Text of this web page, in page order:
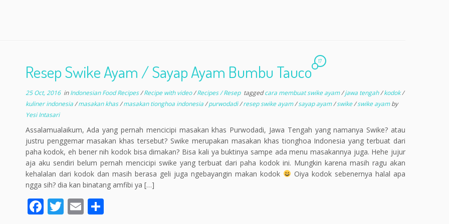
Resep Swike Ayam / Sayap Ayam Bumbu Tauco
17
25 Oct, 2016inIndonesian Food Recipes/Recipe with video/Recipes / Resep taggedcara membuat swike ayam/jawa tengah/kodok/
kuliner indonesia/masakan khas/masakan tionghoa indonesia/purwodadi/resep swike ayam/sayap ayam/swike/swike ayamby
Yesi Intasari
Assalamualaikum, Ada yang pernah mencicipi masakan khas Purwodadi, Jawa Tengah yang namanya Swike? atau
justru penggemar masakan khas tersebut? Swike merupakan masakan khas tionghoa Indonesia yang terbuat dari
paha kodok, eh bener nih kodok bisa dimakan? Bisa kali ya buktinya sampe ada menu masakannya juga. Hehe jujur
aja aku sendiri belum pernah mencicipi swike yang terbuat dari paha kodok ini. Mungkin karena masih ragu akan
kehalalan dari kodok dan masih berasa geli juga ngebayangin makan kodok
Oiya kodok sebenernya halal apa
ngga sih? dia kan binatang amfibi ya […]
F T E S